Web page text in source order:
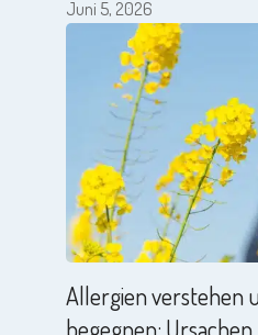
Juni 5, 2026
Allergien verstehen
begegnen: